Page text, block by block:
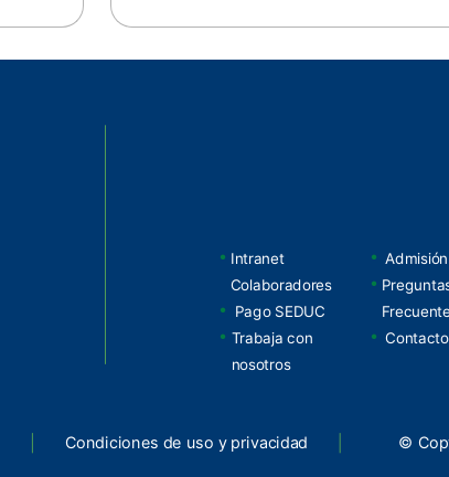
Intranet
Colaboradores
Pago SEDUC
Trabaja con
nosotros
Admisión
Contacto
Condiciones de uso y privacidad ©